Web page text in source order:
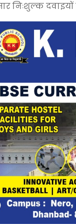
निःशुल्क दवाइयों